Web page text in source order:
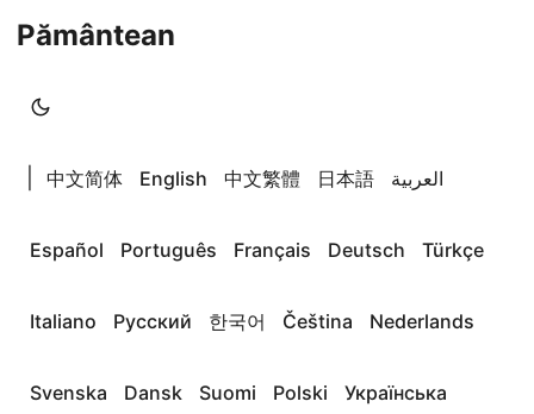
Pământean
中文简体 English 中文繁體 日本語 العربية
Español Português Français Deutsch Türkçe
Italiano Русский 한국어 Čeština Nederlands
Svenska Dansk Suomi Polski Українська